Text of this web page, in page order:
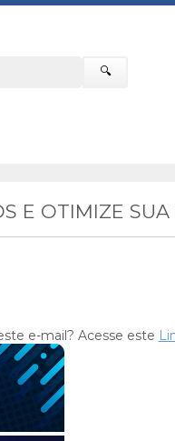
🔍
E OTIMIZE
e-mail? Acesse este